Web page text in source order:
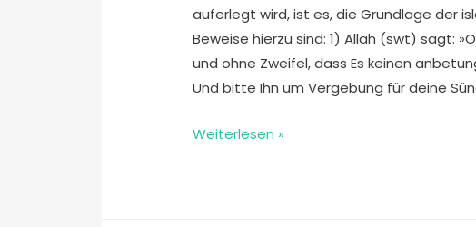
auferlegt wird, ist es, die Grundlage der
Beweise hierzu sind: 1) Allah (swt) sagt:
und ohne Zweifel, dass Es keinen
Und bitte Ihn um Vergebung für deine
Weiterlesen »